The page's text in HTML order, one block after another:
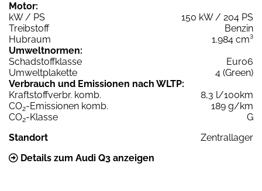
Motor:
kW / PS
150 kW / 204 PS
Treibstoff
Benzin
Hubraum
1.984 cm³
Umweltnormen:
Schadstoffklasse
Euro6
Umweltplakette
4 (Green)
Verbrauch und Emissionen nach WLTP:
Kraftstoffverbr. komb.
8,3 l/100km
CO2-Emissionen komb.
189 g/km
CO2-Klasse
G
Standort
Zentrallager
Details zum Audi Q3 anzeigen